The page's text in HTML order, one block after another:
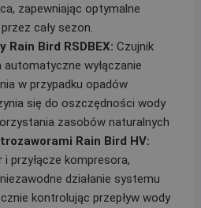
zapewniając optymalne
cały sezon.
Rain Bird RSDBEX:Czujnik
wyłączanie
w przypadku opadów
się do oszczędności wody
zasobów naturalnych
Rain Bird HV:
przyłącze kompresora,
działanie systemu
kontrolując przepływ wody